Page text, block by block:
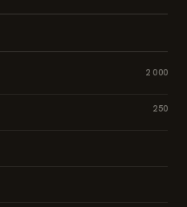
2 000
250